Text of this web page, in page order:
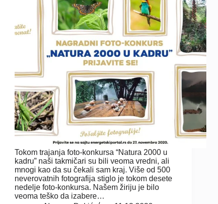
Tokom trajanja foto-konkursa “Natura 2000 u
kadru” naši takmičari su bili veoma vredni, ali
mnogi kao da su čekali sam kraj. Više od 500
neverovatnih fotografija stiglo je tokom desete
nedelje foto-konkursa. Našem žiriju je bilo
veoma teško da izabere…